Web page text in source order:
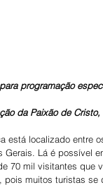
programação
da Paixão de
está localizado
Gerais. Lá é possível
70 mil visitantes que
pois muitos turistas